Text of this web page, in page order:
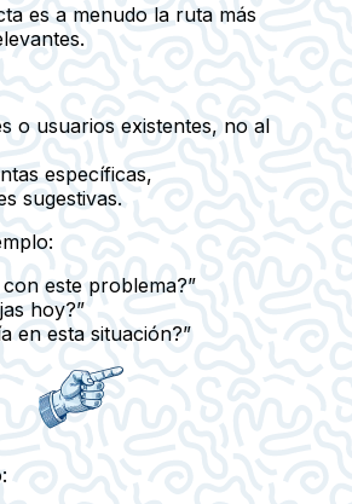
es a menudo la ruta más
o usuarios existentes, no al
específicas,
sugestivas.
este problema?”
hoy?”
en esta situación?”